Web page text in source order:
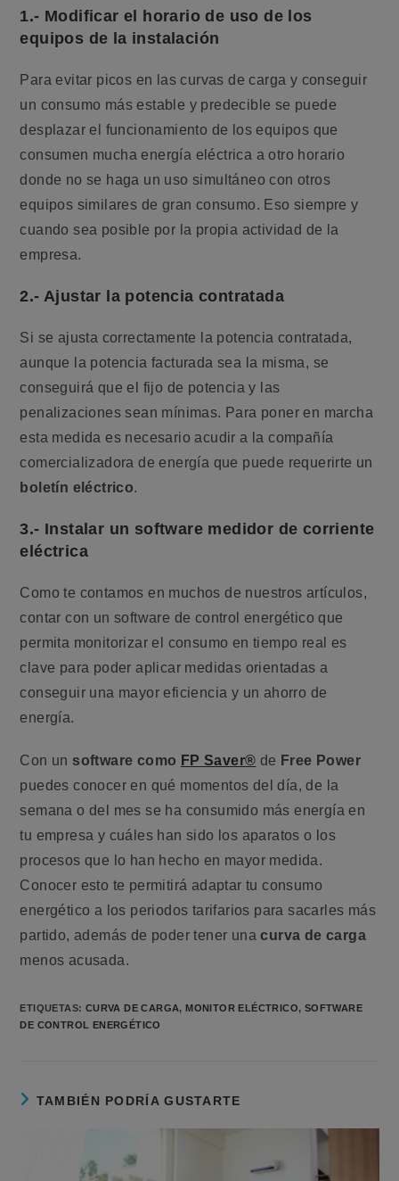
1.- Modificar el horario de uso de los
equipos de la instalación
Para evitar picos en las curvas de carga y conseguir
un consumo más estable y predecible se puede
desplazar el funcionamiento de los equipos que
consumen mucha energía eléctrica a otro horario
donde no se haga un uso simultáneo con otros
equipos similares de gran consumo. Eso siempre y
cuando sea posible por la propia actividad de la
empresa.
2.- Ajustar la potencia contratada
Si se ajusta correctamente la potencia contratada,
aunque la potencia facturada sea la misma, se
conseguirá que el fijo de potencia y las
penalizaciones sean mínimas. Para poner en marcha
esta medida es necesario acudir a la compañía
comercializadora de energía que puede requerirte un
boletín eléctrico.
3.- Instalar un software medidor de corriente
eléctrica
Como te contamos en muchos de nuestros artículos,
contar con un software de control energético que
permita monitorizar el consumo en tiempo real es
clave para poder aplicar medidas orientadas a
conseguir una mayor eficiencia y un ahorro de
energía.
Con un software como FP Saver® de Free Power
puedes conocer en qué momentos del día, de la
semana o del mes se ha consumido más energía en
tu empresa y cuáles han sido los aparatos o los
procesos que lo han hecho en mayor medida.
Conocer esto te permitirá adaptar tu consumo
energético a los periodos tarifarios para sacarles más
partido, además de poder tener unacurva de carga
menos acusada.
ETIQUETAS: CURVA DE CARGA, MONITOR ELÉCTRICO, SOFTWARE
DE CONTROL ENERGÉTICO
TAMBIÉN PODRÍA GUSTARTE